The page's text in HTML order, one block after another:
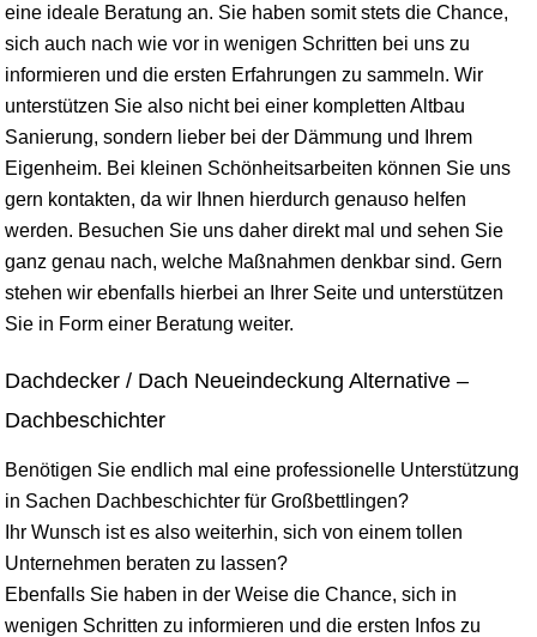
eine ideale Beratung an. Sie haben somit stets die Chance,
sich auch nach wie vor in wenigen Schritten bei uns zu
informieren und die ersten Erfahrungen zu sammeln. Wir
unterstützen Sie also nicht bei einer kompletten Altbau
Sanierung, sondern lieber bei der Dämmung und Ihrem
Eigenheim. Bei kleinen Schönheitsarbeiten können Sie uns
gern kontakten, da wir Ihnen hierdurch genauso helfen
werden. Besuchen Sie uns daher direkt mal und sehen Sie
ganz genau nach, welche Maßnahmen denkbar sind. Gern
stehen wir ebenfalls hierbei an Ihrer Seite und unterstützen
Sie in Form einer Beratung weiter.
Dachdecker / Dach Neueindeckung Alternative –
Dachbeschichter
Benötigen Sie endlich mal eine professionelle Unterstützung
in Sachen Dachbeschichter für Großbettlingen?
Ihr Wunsch ist es also weiterhin, sich von einem tollen
Unternehmen beraten zu lassen?
Ebenfalls Sie haben in der Weise die Chance, sich in
wenigen Schritten zu informieren und die ersten Infos zu